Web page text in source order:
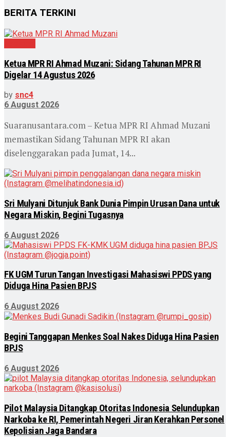
BERITA TERKINI
Ketua MPR RI Ahmad Muzani: Sidang Tahunan MPR RI
Digelar 14 Agustus 2026
by snc4
6 August 2026
Suaranusantara.com – Ketua MPR RI Ahmad Muzani
memastikan Sidang Tahunan MPR RI akan
diselenggarakan pada Jumat, 14...
Sri Mulyani Ditunjuk Bank Dunia Pimpin Urusan Dana untuk
Negara Miskin, Begini Tugasnya
6 August 2026
FK UGM Turun Tangan Investigasi Mahasiswi PPDS yang
Diduga Hina Pasien BPJS
6 August 2026
Begini Tanggapan Menkes Soal Nakes Diduga Hina Pasien
BPJS
6 August 2026
Pilot Malaysia Ditangkap Otoritas Indonesia Selundupkan
Narkoba ke RI, Pemerintah Negeri Jiran Kerahkan Personel
Kepolisian Jaga Bandara